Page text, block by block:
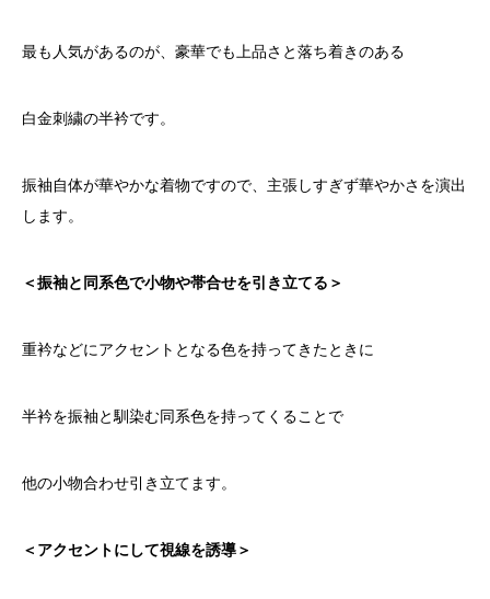
最も人気があるのが、豪華でも上品さと落ち着きのある
白金刺繍の半衿です。
振袖自体が華やかな着物ですので、主張しすぎず華やかさを演出
します。
＜振袖と同系色で小物や帯合せを引き立てる＞
重衿などにアクセントとなる色を持ってきたときに
半衿を振袖と馴染む同系色を持ってくることで
他の小物合わせ引き立てます。
＜アクセントにして視線を誘導＞